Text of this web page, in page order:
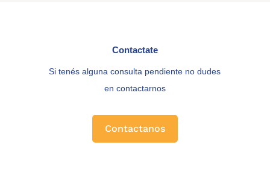
Contactate
Si tenés alguna consulta pendiente no dudes
en contactarnos
Contactanos